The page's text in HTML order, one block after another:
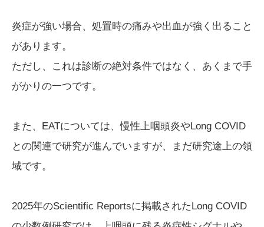
炎症が強い場合、処置時の痛みや出血が強く出ること
があります。
ただし、これは診断の絶対条件ではなく、あくまで手
がかりの一つです。
また、EATについては、慢性上咽頭炎やLong COVID
との関連で研究が進んでいますが、まだ研究途上の領
域です。
2025年のScientific Reportsに掲載されたLong COVID